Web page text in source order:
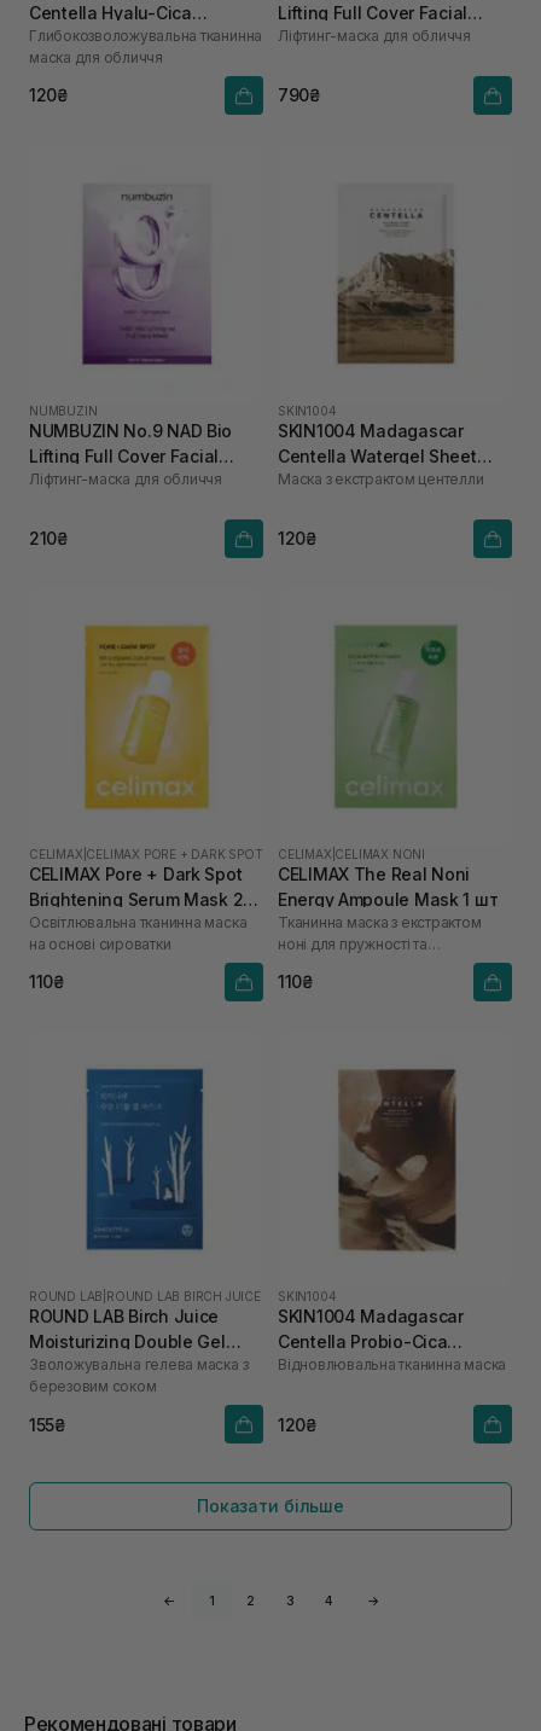
Centella Hyalu-Cica
Hydrating Mask 1 шт
Глибокозволожувальна тканинна
маска для обличчя
120₴
Lifting Full Cover Facial
Mask + Fabric Lifting Band 4
Ліфтинг-маска для обличчя
790₴
NUMBUZIN
NUMBUZIN No.9 NAD Bio
Lifting Full Cover Facial
Mask 1 шт
Ліфтинг-маска для обличчя
210₴
SKIN1004
SKIN1004 Madagascar
Centella Watergel Sheet
Ampoule Mask 25 мл
Маска з екстрактом центелли
120₴
CELIMAX CELIMAX PORE + DARK SPOT
CELIMAX Pore + Dark Spot
Brightening Serum Mask 27
мл
Освітлювальна тканинна маска
на основі сироватки
110₴
CELIMAX CELIMAX NONI
CELIMAX The Real Noni
Energy Ampoule Mask 1 шт
Тканинна маска з екстрактом
ноні для пружності та
110₴
ROUND LAB ROUND LAB BIRCH JUICE
ROUND LAB Birch Juice
Moisturizing Double Gel
Mask 23 мл
Зволожувальна гелева маска з
березовим соком
155₴
SKIN1004
SKIN1004 Madagascar
Centella Probio-Cica
Nourishing Mask 1 шт
Відновлювальна тканинна маска
120₴
Показати більше
← 1 2 3 4 →
Рекомендовані товари